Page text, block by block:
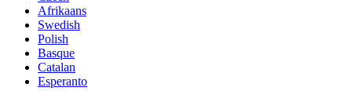
Afrikaans
Swedish
Polish
Basque
Catalan
Esperanto